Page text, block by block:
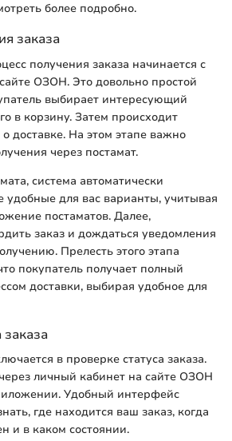
более подробно.
заказа
получения заказа начинается с
ОЗОН. Это довольно простой
выбирает интересующий
в корзину. Затем происходит
доставке. На этом этапе важно
через постамат.
система автоматически
удобные для вас варианты, учитывая
постаматов. Далее,
заказ и дождаться уведомления
Прелесть этого этапа
покупатель получает полный
доставки, выбирая удобное для
заказа
в проверке статуса заказа.
личный кабинет на сайте ОЗОН
Удобный интерфейс
где находится ваш заказ, когда
и в каком состоянии.